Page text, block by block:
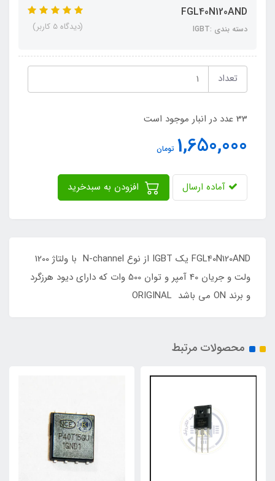
FGL40N120AND
دسته بندی :IGBT (دیدگاه 5 کاربر)
تعداد
33 عدد در انبار موجود است
1,650,000 تومان
آماده ارسال
FGL40N120AND یک IGBT از نوع N-channel با ولتاژ 1200
ولت و جریان 40 آمپر و توان 500 وات که دارای دیود هرزگرد
و برند ON می باشد ORIGINAL
محصولات مرتبط